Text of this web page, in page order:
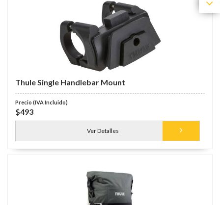
Thule Single Handlebar Mount
$493
Ver Detalles